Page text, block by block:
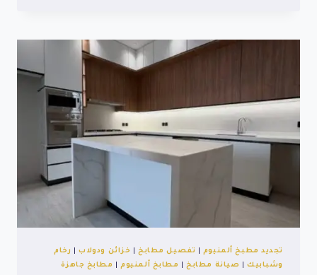
تجديد مطبخ ألمنيوم تفصيل مطابخ| خزائن ودولاب|
رخام
وشبابيك| صيانة مطابخ| مطابخ ألمنيوم| مطابخ جاهزة